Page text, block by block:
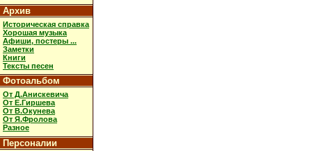
Архив
Историческая справка
Хорошая музыка
Афиши, постеры ...
Заметки
Книги
Тексты песен
Фотоальбом
От Д.Анискевича
От Е.Гиршева
От В.Окунева
От Я.Фролова
Разное
Персоналии